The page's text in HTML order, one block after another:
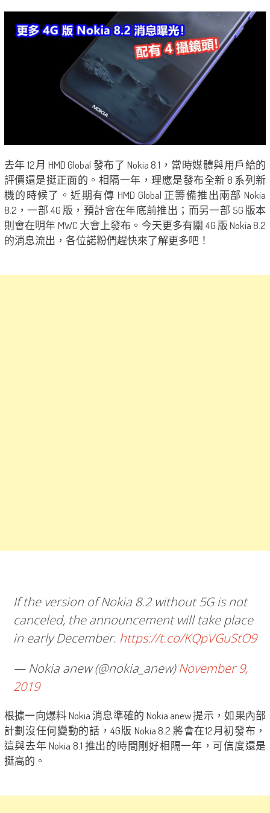
去年 12月 HMD Global 發布了 Nokia 8.1，當時媒體與用戶給的
評價還是挺正面的。相隔一年，理應是發布全新 8 系列新
機的時候了。近期有傳 HMD Global 正籌備推出兩部 Nokia
8.2，一部 4G 版，預計會在年底前推出；而另一部 5G 版本
則會在明年 MWC 大會上發布。今天更多有關 4G 版 Nokia 8.2
的消息流出，各位諾粉們趕快來了解更多吧！
If the version of Nokia 8.2 without 5G is not
canceled, the announcement will take place
in early December. https://t.co/KQpVGuStO9
— Nokia anew (@nokia_anew)November 9,
2019
根據一向爆料 Nokia 消息準確的 Nokia anew 提示，如果內部
計劃沒任何變動的話，4G版 Nokia 8.2 將會在12月初發布，
這與去年 Nokia 8.1 推出的時間剛好相隔一年，可信度還是
挺高的。